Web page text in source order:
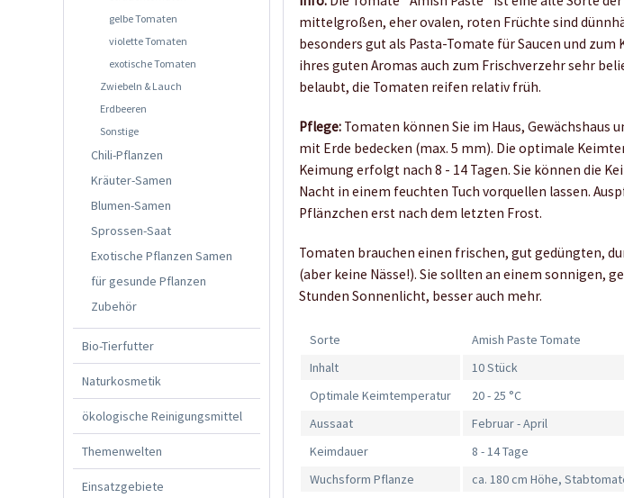
gelbe Tomaten
violette Tomaten
exotische Tomaten
Zwiebeln & Lauch
Erdbeeren
Sonstige
Chili-Pflanzen
Kräuter-Samen
Blumen-Samen
Sprossen-Saat
Exotische Pflanzen Samen
für gesunde Pflanzen
Zubehör
Bio-Tierfutter
Naturkosmetik
ökologische Reinigungsmittel
Themenwelten
Einsatzgebiete
mittelgroßen, eher ovalen, roten Früchte sind
besonders gut als Pasta-Tomate für Saucen und
ihres guten Aromas auch zum Frischverzehr sehr
belaubt, die Tomaten reifen relativ früh.
Pflege: Tomaten können Sie im Haus, Gewächshaus
mit Erde bedecken (max. 5 mm). Die optimale
Keimung erfolgt nach 8 - 14 Tagen. Sie können die
Nacht in einem feuchten Tuch vorquellen lassen.
Pflänzchen erst nach dem letzten Frost.
Tomaten brauchen einen frischen, gut gedüngten,
(aber keine Nässe!). Sie sollten an einem sonnigen,
Stunden Sonnenlicht, besser auch mehr.
Sorte
Amish Paste Tomate
Inhalt
10 Stück
Optimale Keimtemperatur
20 - 25 °C
Aussaat
Februar - April
Keimdauer
8 - 14 Tage
Wuchsform Pflanze
ca. 180 cm Höhe,